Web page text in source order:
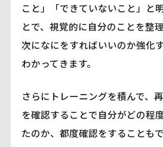
こと」「できていないこと」と
とで、視覚的に自分のことを整
次になにをすればいいのか強化
わかってきます。
さらにトレーニングを積んで、
を確認することで自分がどの程
たのか、都度確認をすることもで